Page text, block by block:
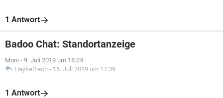
1 Antwort
Badoo Chat: Standortanzeige
Moni - 9. Juli 2019 um 18:24
HaykelTech - 15. Juli 2019 um 17:39
1 Antwort